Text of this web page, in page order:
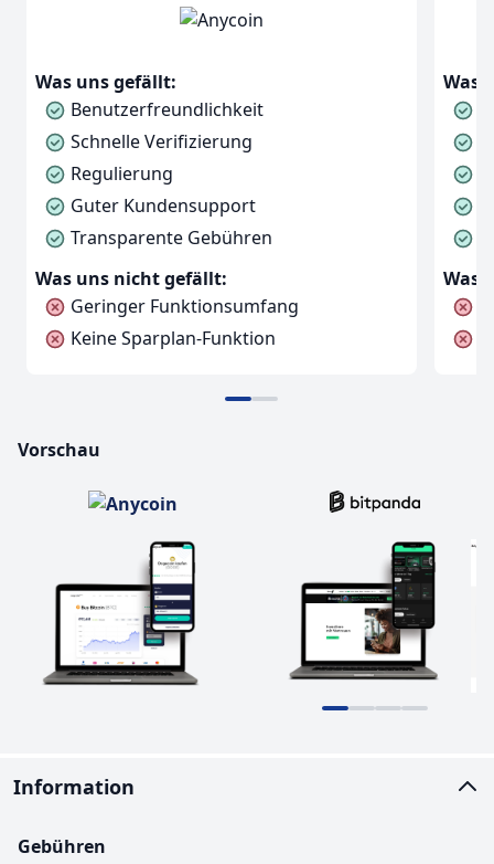
Was uns gefällt:
Benutzerfreundlichkeit
Schnelle Verifizierung
Regulierung
Guter Kundensupport
Transparente Gebühren
Was uns nicht gefällt:
Geringer Funktionsumfang
Keine Sparplan-Funktion
Was
Was
Vorschau
Information
Gebühren